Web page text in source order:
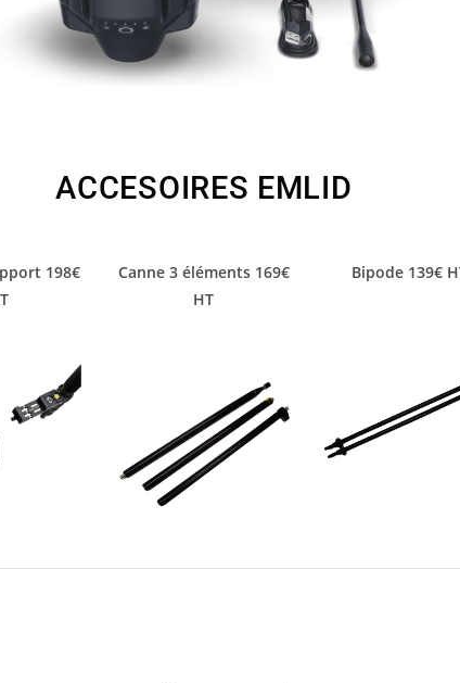
ACCESOIRES EMLID
198€
Canne 3 éléments 169€
HT
Bipode 139€